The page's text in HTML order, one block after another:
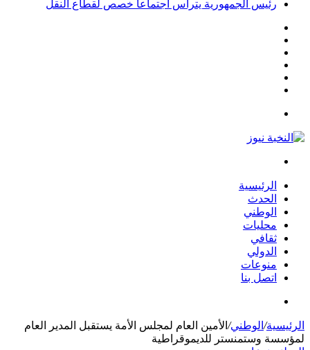
رئيس الجمهورية يترأس اجتماعا خصص لقطاع النقل
الرئيسية
الحدث
الوطني
محليات
ثقافي
الدولي
منوعات
اتصل بنا
الرئيسية/ الوطني/ الأمين العام لمجلس الأمة يستقبل المدير العام
لمؤسسة وستمنستر للديموقراطية